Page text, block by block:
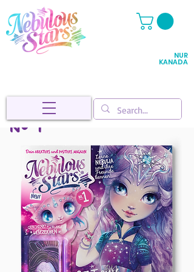
NUR
KANADA
Nº 1